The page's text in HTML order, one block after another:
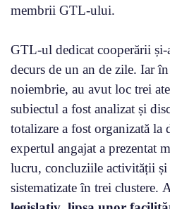
membrii GTL-ului.
GTL-ul dedicat cooperării și-
decurs de un an de zile. Iar
noiembrie, au avut loc trei
subiectul a fost analizat și
totalizare a fost organizată la
expertul angajat a prezentat
lucru, concluziile activității și
sistematizate în trei clustere.